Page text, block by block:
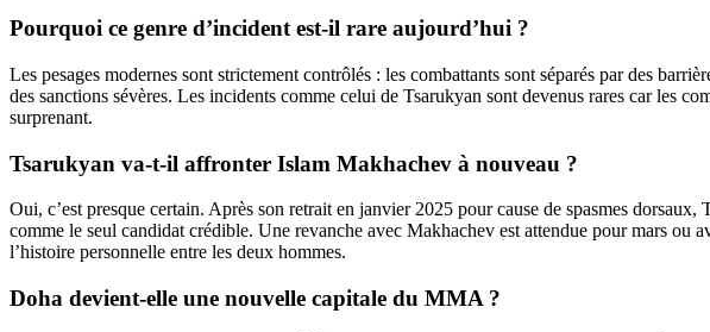
Pourquoi ce genre d’incident est-il rare aujourd’hui ?
Les pesages modernes sont strictement contrôlés : les combattants sont séparés par des
des sanctions sévères. Les incidents comme celui de Tsarukyan sont devenus rares car les
surprenant.
Tsarukyan va-t-il affronter Islam Makhachev à nouveau ?
Oui, c’est presque certain. Après son retrait en janvier 2025 pour cause de spasmes
comme le seul candidat crédible. Une revanche avec Makhachev est attendue pour mars
l’histoire personnelle entre les deux hommes.
Doha devient-elle une nouvelle capitale du MMA ?